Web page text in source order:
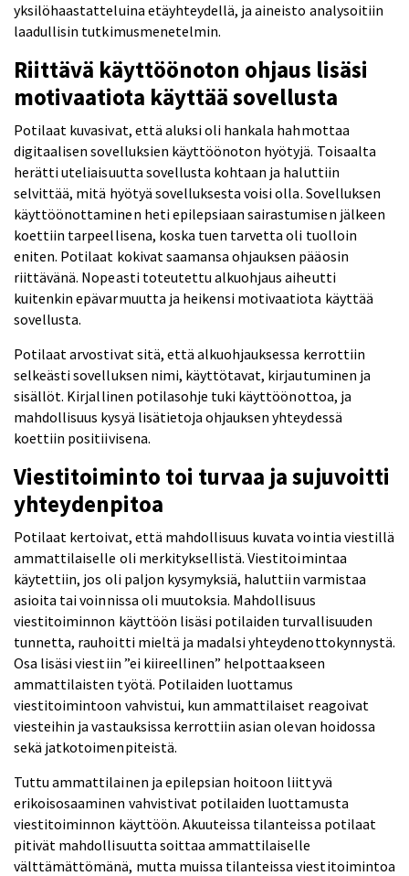
yksilöhaastatteluina etäyhteydellä, ja aineisto analysoitiin
laadullisin tutkimusmenetelmin.
Riittävä käyttöönoton ohjaus lisäsi
motivaatiota käyttää sovellusta
Potilaat kuvasivat, että aluksi oli hankala hahmottaa
digitaalisen sovelluksien käyttöönoton hyötyjä. Toisaalta
herätti uteliaisuutta sovellusta kohtaan ja haluttiin
selvittää, mitä hyötyä sovelluksesta voisi olla. Sovelluksen
käyttöönottaminen heti epilepsiaan sairastumisen jälkeen
koettiin tarpeellisena, koska tuen tarvetta oli tuolloin
eniten. Potilaat kokivat saamansa ohjauksen pääosin
riittävänä. Nopeasti toteutettu alkuohjaus aiheutti
kuitenkin epävarmuutta ja heikensi motivaatiota käyttää
sovellusta.
Potilaat arvostivat sitä, että alkuohjauksessa kerrottiin
selkeästi sovelluksen nimi, käyttötavat, kirjautuminen ja
sisällöt. Kirjallinen potilasohje tuki käyttöönottoa, ja
mahdollisuus kysyä lisätietoja ohjauksen yhteydessä
koettiin positiivisena.
Viestitoiminto toi turvaa ja sujuvoitti
yhteydenpitoa
Potilaat kertoivat, että mahdollisuus kuvata vointia viestillä
ammattilaiselle oli merkityksellistä. Viestitoimintaa
käytettiin, jos oli paljon kysymyksiä, haluttiin varmistaa
asioita tai voinnissa oli muutoksia. Mahdollisuus
viestitoiminnon käyttöön lisäsi potilaiden turvallisuuden
tunnetta, rauhoitti mieltä ja madalsi yhteydenottokynnystä.
Osa lisäsi viestiin ”ei kiireellinen” helpottaakseen
ammattilaisten työtä. Potilaiden luottamus
viestitoimintoon vahvistui, kun ammattilaiset reagoivat
viesteihin ja vastauksissa kerrottiin asian olevan hoidossa
sekä jatkotoimenpiteistä.
Tuttu ammattilainen ja epilepsian hoitoon liittyvä
erikoisosaaminen vahvistivat potilaiden luottamusta
viestitoiminnon käyttöön. Akuuteissa tilanteissa potilaat
pitivät mahdollisuutta soittaa ammattilaiselle
välttämättömänä, mutta muissa tilanteissa viestitoimintoa